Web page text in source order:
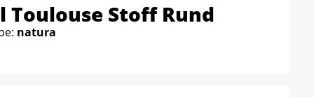
Toulouse Stoff Rund
natura